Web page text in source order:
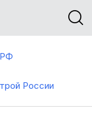
РФ
России